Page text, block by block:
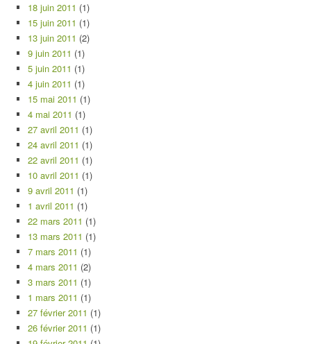
18 juin 2011 (1)
15 juin 2011 (1)
13 juin 2011 (2)
9 juin 2011 (1)
5 juin 2011 (1)
4 juin 2011 (1)
15 mai 2011 (1)
4 mai 2011 (1)
27 avril 2011 (1)
24 avril 2011 (1)
22 avril 2011 (1)
10 avril 2011 (1)
9 avril 2011 (1)
1 avril 2011 (1)
22 mars 2011 (1)
13 mars 2011 (1)
7 mars 2011 (1)
4 mars 2011 (2)
3 mars 2011 (1)
1 mars 2011 (1)
27 février 2011 (1)
26 février 2011 (1)